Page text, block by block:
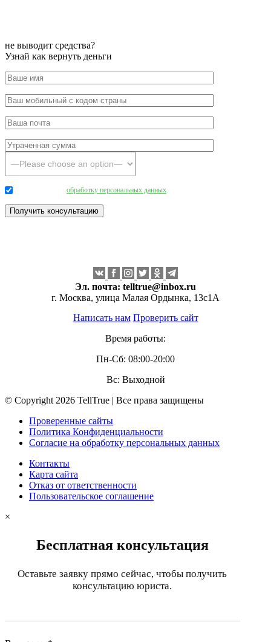
не выводит средства?
Узнай как вернуть деньги
обработку персональных данных
Эл. почта: telltrue@inbox.ru
г. Москва, улица Малая Ордынка, 13с1А
Написать нам Проверить сайт
Время работы:
Пн-Сб: 08:00-20:00
Вс: Выходной
© Copyright 2026 TellTrue | Все права защищены
Проверенные сайты
Политика Конфиденциальности
Согласие на обработку персональных данных
Контакты
Карта сайта
Отказ от ответственности
Пользовательское соглашение
×
Бесплатная консультация
Оставьте заявку прямо сейчас, чтобы получить
консультацию юриста.